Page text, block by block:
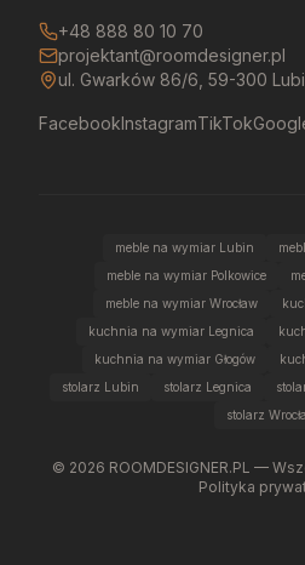
+48 888 80 10 70
projektant@roomdesigner.pl
ul. Gwarków 86/6, 59-300
FacebookInstagramTikTok
meble na wymiar Lubin
meble na wymiar Polkowice
meble na wymiar Wrocław
kuchnia na wymiar Legnica
kuchnia na wymiar Głogów
stolarz Lubin
stolarz Legnica
stolarz
© 2026 ROOMDESIGNER.PL —
Polityka